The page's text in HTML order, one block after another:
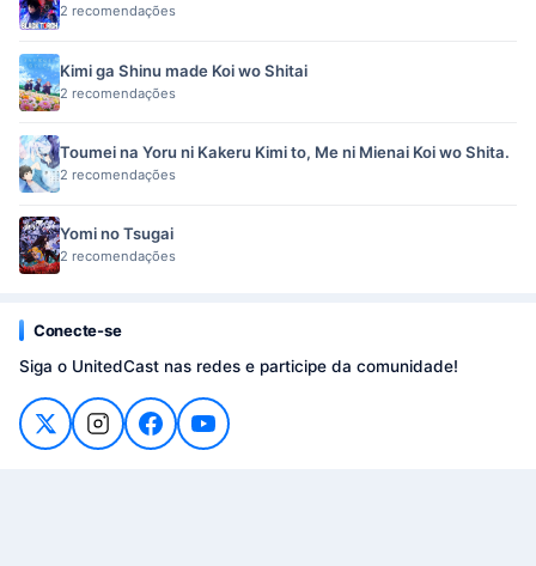
2 recomendações
Kimi ga Shinu made Koi wo Shitai
2 recomendações
Toumei na Yoru ni Kakeru Kimi to, Me ni Mienai Koi wo Shita.
2 recomendações
Yomi no Tsugai
2 recomendações
Conecte-se
Siga o UnitedCast nas redes e participe da comunidade!